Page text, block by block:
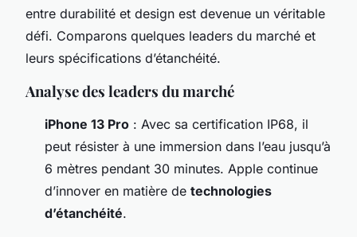
entre durabilité et design est devenue un véritable
défi. Comparons quelques leaders du marché et
leurs spécifications d’étanchéité.
Analyse des leaders du marché
iPhone 13 Pro : Avec sa certification IP68, il
peut résister à une immersion dans l’eau jusqu’à
6 mètres pendant 30 minutes. Apple continue
d’innover en matière de technologies
d’étanchéité.